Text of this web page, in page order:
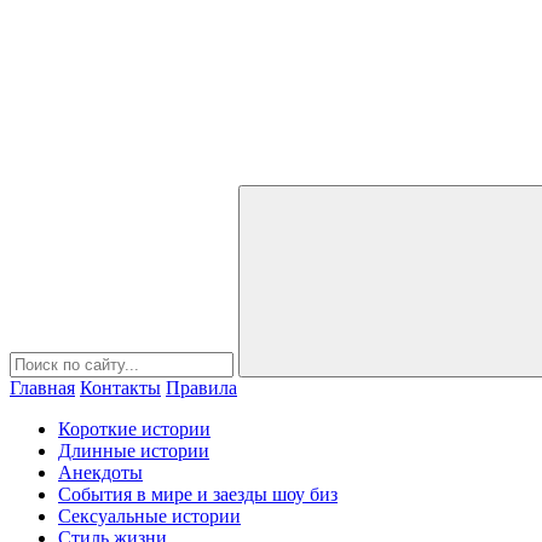
Главная Контакты Правила
Короткие истории
Длинные истории
Анекдоты
События в мире и заезды шоу биз
Сексуальные истории
Стиль жизни